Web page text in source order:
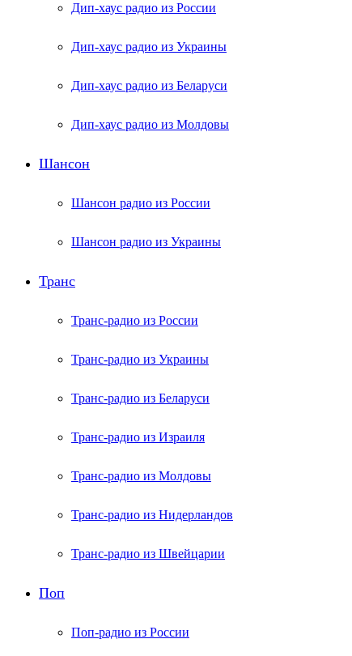
Дип-хаус радио из России
Дип-хаус радио из Украины
Дип-хаус радио из Беларуси
Дип-хаус радио из Молдовы
Шансон
Шансон радио из России
Шансон радио из Украины
Транс
Транс-радио из России
Транс-радио из Украины
Транс-радио из Беларуси
Транс-радио из Израиля
Транс-радио из Молдовы
Транс-радио из Нидерландов
Транс-радио из Швейцарии
Поп
Поп-радио из России